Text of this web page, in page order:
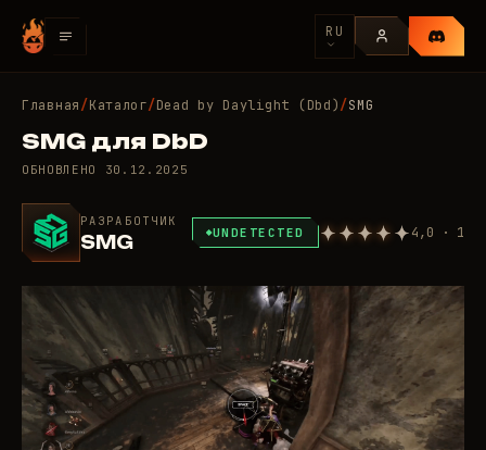
RU
Главная/Каталог/Dead by Daylight (Dbd)/SMG
SMG для DbD
ОБНОВЛЕНО 30.12.2025
РАЗРАБОТЧИК
SMG UNDETECTED 4,0 · 1